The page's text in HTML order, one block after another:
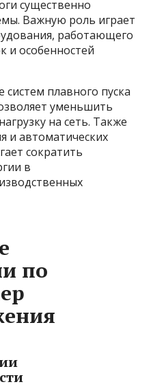
существенно
Важную роль играет
работающего
и особенностей
плавного пуска
уменьшить
на сеть. Также
и автоматических
сократить
в
по